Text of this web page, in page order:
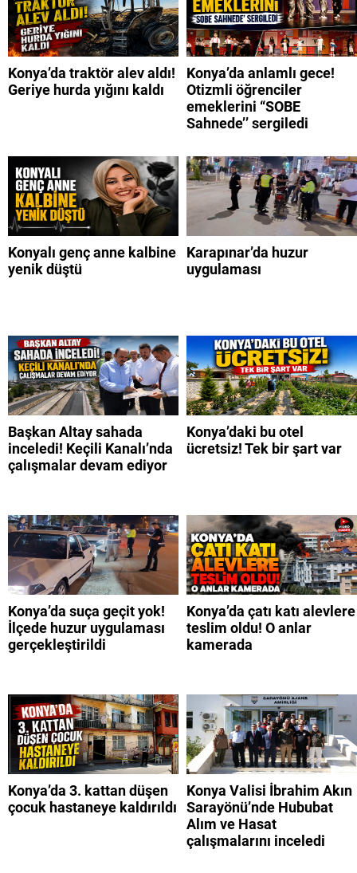
Konya’da traktör alev aldı!
Geriye hurda yığını kaldı
Konya’da anlamlı gece!
Otizmli öğrenciler
emeklerini “SOBE
Sahnede’’ sergiledi
Konyalı genç anne kalbine
yenik düştü
Karapınar’da huzur
uygulaması
Başkan Altay sahada
inceledi! Keçili Kanalı’nda
çalışmalar devam ediyor
Konya’daki bu otel
ücretsiz! Tek bir şart var
Konya’da suça geçit yok!
İlçede huzur uygulaması
gerçekleştirildi
Konya’da çatı katı alevlere
teslim oldu! O anlar
kamerada
Konya’da 3. kattan düşen
çocuk hastaneye kaldırıldı
Konya Valisi İbrahim Akın
Sarayönü’nde Hububat
Alım ve Hasat
çalışmalarını inceledi